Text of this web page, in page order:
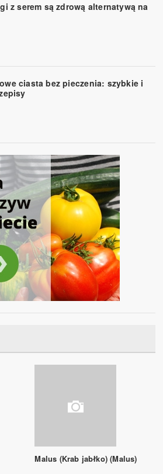
z serem są zdrową alternatywą na
ciasta bez pieczenia: szybkie i
Malus (Krab jabłko) (Malus)